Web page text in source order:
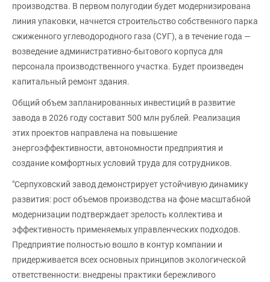
производства. В первом полугодии будет модернизирована
линия упаковки, начнется строительство собственного парка
сжиженного углеводородного газа (СУГ), а в течение года —
возведение административно-бытового корпуса для
персонала производственного участка. Будет произведен
капитальный ремонт здания.
Общий объем запланированных инвестиций в развитие
завода в 2026 году составит 500 млн рублей. Реализация
этих проектов направлена на повышение
энергоэффективности, автономности предприятия и
создание комфортных условий труда для сотрудников.
"Серпуховский завод демонстрирует устойчивую динамику
развития: рост объемов производства на фоне масштабной
модернизации подтверждает зрелость коллектива и
эффективность применяемых управленческих подходов.
Предприятие полностью вошло в контур компании и
придерживается всех основных принципов экологической
ответственности: внедрены практики бережливого